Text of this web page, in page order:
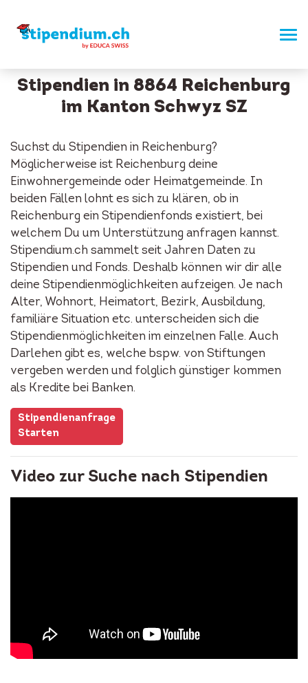
Stipendien in 8864 Reichenburg
im Kanton Schwyz SZ
Suchst du Stipendien in Reichenburg?
Möglicherweise ist Reichenburg deine
Einwohnergemeinde oder Heimatgemeinde. In
beiden Fällen lohnt es sich zu klären, ob in
Reichenburg ein Stipendienfonds existiert, bei
welchem Du um Unterstützung anfragen kannst.
Stipendium.ch sammelt seit Jahren Daten zu
Stipendien und Fonds. Deshalb können wir dir alle
deine Stipendienmöglichkeiten aufzeigen. Je nach
Alter, Wohnort, Heimatort, Bezirk, Ausbildung,
familiäre Situation etc. unterscheiden sich die
Stipendienmöglichkeiten im einzelnen Falle. Auch
Darlehen gibt es, welche bspw. von Stiftungen
vergeben werden und folglich günstiger kommen
als Kredite bei Banken.
Stipendienanfrage
Starten
Video zur Suche nach Stipendien